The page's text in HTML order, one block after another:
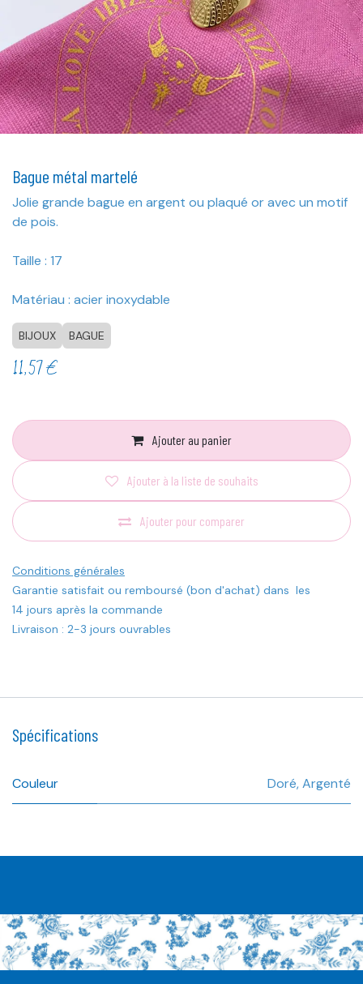
Bague métal martelé
Jolie grande bague en argent ou plaqué or avec un motif
de pois.
Taille : 17
Matériau : acier inoxydable
BIJOUX BAGUE
11,57€
Ajouter au panier
Ajouter pour comparer
Ajouter à la liste de souhaits
Conditions générales
Garantie satisfait ou remboursé (bon d'achat) dans les
14 jours après la commande
Livraison : 2-3 jours ouvrables
Spécifications
Couleur Doré,Argenté